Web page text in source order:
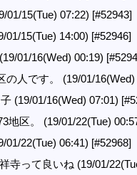
01/15(Tue) 07:22) [#52943]
01/15(Tue) 14:00) [#52946]
01/16(Wed) 00:19)
の人です。 (19/01/
(19/01/16(Wed) 07:01)
地区。 (19/01/22(Tue)
01/22(Tue) 06:41) [#52968]
寺って良いね (19/01/